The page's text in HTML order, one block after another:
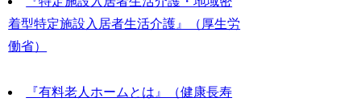
着型特定施設入居者生活介護』（厚生労
働省）
『有料老人ホームとは』（健康長寿